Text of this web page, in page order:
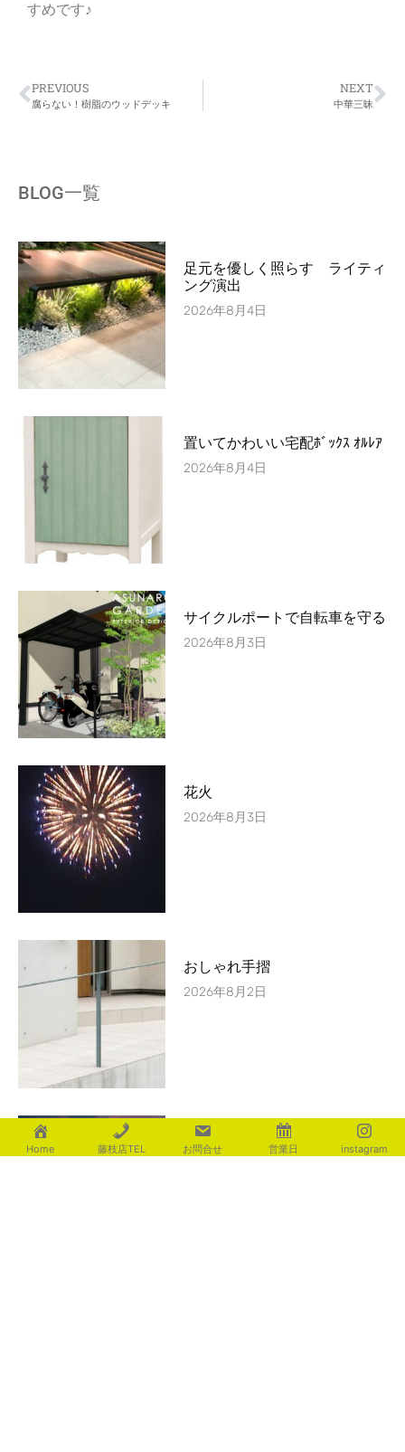
すめです♪
PREVIOUS
腐らない！樹脂のウッドデッキ
NEXT
中華三昧
BLOG一覧
足元を優しく照らす ライティ
ング演出
2026年8月4日
置いてかわいい宅配ﾎﾞｯｸｽ ｵﾙﾚｱ
2026年8月4日
サイクルポートで自転車を守る
2026年8月3日
花火
2026年8月3日
おしゃれ手摺
2026年8月2日
辛い暑さ・・・
Home 藤枝店TEL お問合せ 営業日 instagram